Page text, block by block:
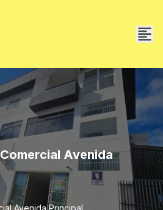
Avenida
Avenida Principal